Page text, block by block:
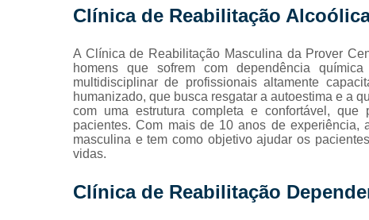
para
Clínica de Reabilitação
A Clínica de Reabilitação Masculina da Prover
homens que sofrem com dependência
multidisciplinar de profissionais altamente
humanizado, que busca resgatar a autoestima e a
com uma estrutura completa e confortável,
pacientes. Com mais de 10 anos de experiência,
masculina e tem como objetivo ajudar os
vidas.
Clínica de Reabilitação